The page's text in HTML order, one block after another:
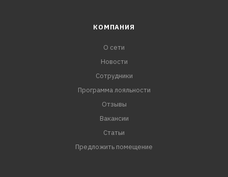
КОМПАНИЯ
О сети
Новости
Сотрудники
Программа лояльности
Отзывы
Вакансии
Статьи
Предложить помещение